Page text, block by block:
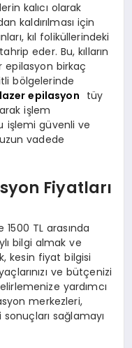
kalıcı olarak
kaldırılması için
kıl foliküllerindeki
eder. Bu, kılların
epilasyon birkaç
bölgelerinde
epilasyon tüy
işlem
işlemi güvenli ve
vadede
Fiyatları
1500 TL arasında
bilgi almak ve
kesin fiyat bilgisi
ve bütçenizi
yardımcı
merkezleri,
sağlamayı